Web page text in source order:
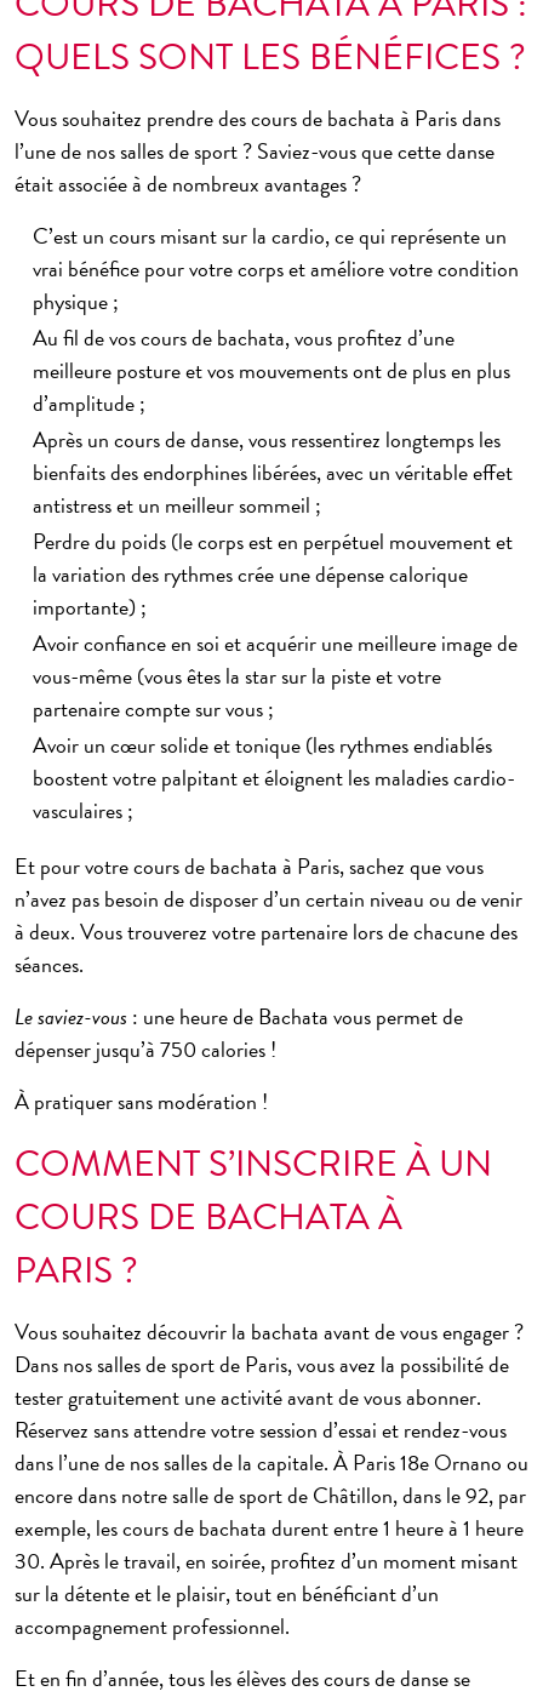
QUELS SONT LES BÉNÉFICES ?
Vous souhaitez prendre descours de bachata à Parisdans
l’une de nos salles de sport ? Saviez-vous que cette danse
était associée à de nombreux avantages ?
C’estun cours misant sur la cardio, ce qui représente un
vrai bénéfice pour votre corps et améliore votre condition
physique ;
Au fil de vos cours de bachata, vousprofitez d’une
meilleure posture et vos mouvements ont de plus en plus
d’amplitude;
Après un cours de danse, vous ressentirez longtemps les
bienfaits desendorphines libérées, avec un véritable effet
antistress et un meilleur sommeil ;
Perdre du poids(le corps est en perpétuel mouvement et
la variation des rythmes crée une dépense calorique
importante) ;
Avoirconfiance en soiet acquérir une meilleure image de
vous-même (vous êtes la star sur la piste et votre
partenaire compte sur vous ;
Avoir uncœur solide et tonique(les rythmes endiablés
boostent votre palpitant et éloignent les maladies cardio-
vasculaires ;
Et pour votrecours de bachata à Paris, sachez que vous
n’avez pas besoin de disposer d’un certain niveau ou de venir
à deux. Vous trouverez votre partenaire lors de chacune des
séances.
Le saviez-vous : une heure de Bachata vous permet de
dépenser jusqu’à 750 calories !
À pratiquer sans modération !
COMMENT S’INSCRIRE À UN
COURS DE BACHATA À
PARIS ?
Vous souhaitezdécouvrir la bachata avant de vous engager?
Dans nos salles de sport de Paris, vous avez la possibilité de
tester gratuitement une activité avant de vous abonner.
Réservez sans attendre votre session d’essai et rendez-vous
dans l’une de nos salles de la capitale. À Paris 18eOrnano ou
encore dans notre salle de sport de Châtillon, dans le 92, par
exemple, les cours de bachata durent entre 1 heure à 1 heure
30. Après le travail, en soirée, profitez d’un moment misant
surla détente et le plaisir,tout en bénéficiant d’un
accompagnement professionnel.
Et en fin d’année, tous les élèves des cours de danse se